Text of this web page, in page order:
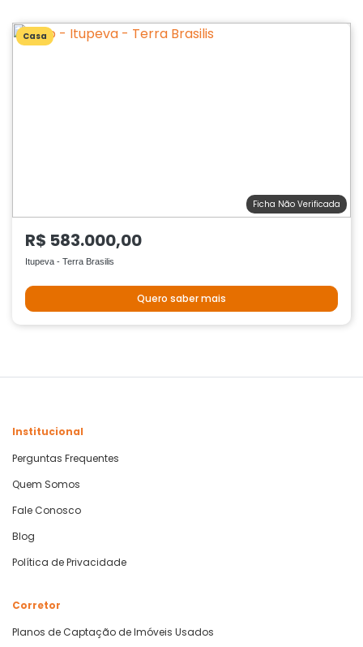
Casa
Ficha Não Verificada
R$ 583.000,00
Itupeva - Terra Brasilis
Quero saber mais
Institucional
Perguntas Frequentes
Quem Somos
Fale Conosco
Blog
Política de Privacidade
Corretor
Planos de Captação de Imóveis Usados